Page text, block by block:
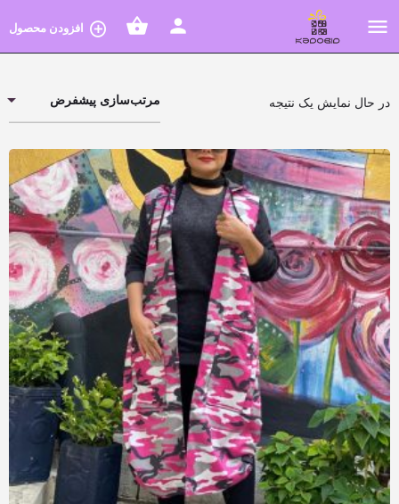
افزودن محصول
در حال نمایش یک نتیجه مرتب‌سازی پیشفرض